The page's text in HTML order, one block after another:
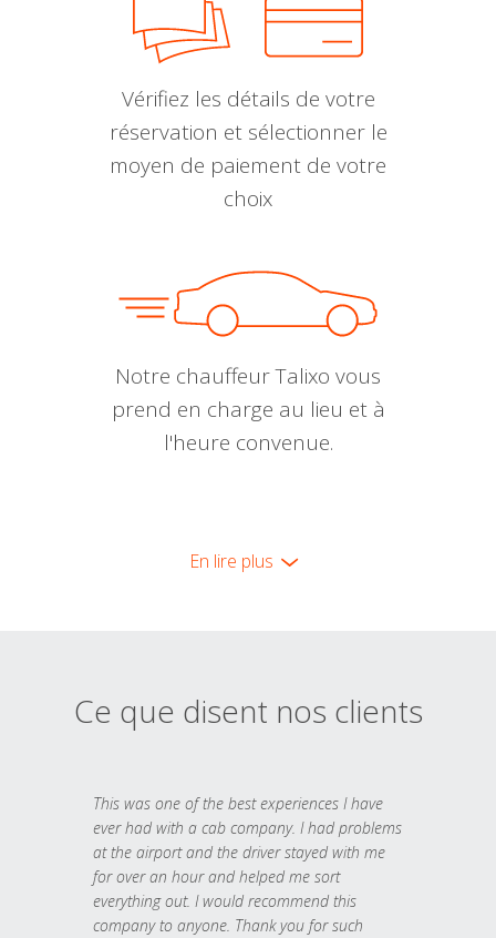
Vérifiez les détails de votre
réservation et sélectionner le
moyen de paiement de votre
choix
Notre chauffeur Talixo vous
prend en charge au lieu et à
l'heure convenue.
En lire plus
Ce que disent nos clients
This was one of the best experiences I have
ever had with a cab company. I had problems
at the airport and the driver stayed with me
for over an hour and helped me sort
everything out. I would recommend this
company to anyone. Thank you for such